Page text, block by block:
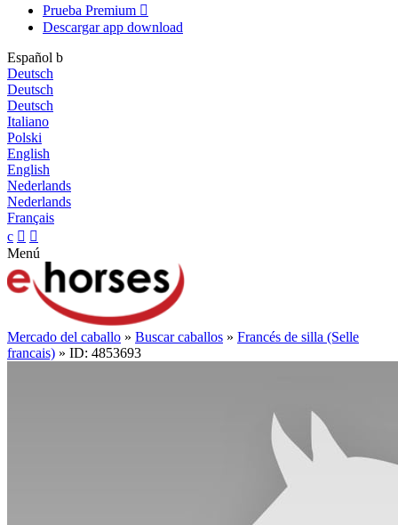
Prueba Premium 
Descargar app download
Español b
Deutsch
Deutsch
Deutsch
Italiano
Polski
English
English
Nederlands
Nederlands
Français
c  
Menú
Mercado del caballo » Buscar caballos » Francés de silla (Selle
francais) » ID: 4853693